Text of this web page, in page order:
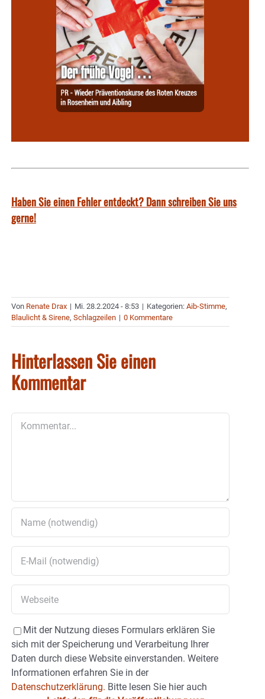
Haben Sie einen Fehler entdeckt? Dann schreiben Sie uns
gerne!
Von Renate Drax | Mi. 28.2.2024 - 8:53 | Kategorien: Aib-Stimme,
Blaulicht & Sirene, Schlagzeilen | 0 Kommentare
Hinterlassen Sie einen
Kommentar
Mit der Nutzung dieses Formulars erklären Sie
sich mit der Speicherung und Verarbeitung Ihrer
Daten durch diese Website einverstanden. Weitere
Informationen erfahren Sie in der
Datenschutzerklärung. Bitte lesen Sie hier auch